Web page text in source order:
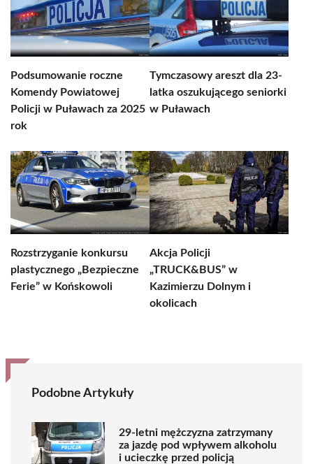
Podsumowanie roczne
Komendy Powiatowej
Policji w Puławach za 2025
rok
Tymczasowy areszt dla 23-
latka oszukującego seniorki
w Puławach
Rozstrzyganie konkursu
plastycznego „Bezpieczne
Ferie” w Końskowoli
Akcja Policji
„TRUCK&BUS” w
Kazimierzu Dolnym i
okolicach
Podobne Artykuły
29-letni mężczyzna zatrzymany
za jazdę pod wpływem alkoholu
i ucieczkę przed policją